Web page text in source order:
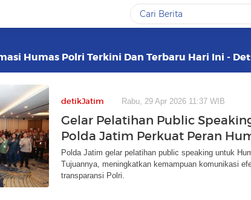
Humas Polri Terkini Dan Terbaru Hari Ini -
detikJatim Rabu, 29 Apr 2026 11:37 WIB
Gelar Pelatihan Public
Polda Jatim Perkuat Peran
Polda Jatim gelar pelatihan public speaking untuk
Tujuannya, meningkatkan kemampuan komunikasi
transparansi Polri.